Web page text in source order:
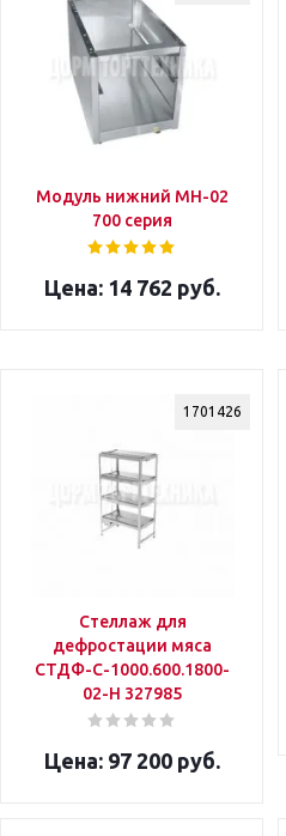
Модуль нижний МН-02
700 серия
14 762 руб.
1701426
Стеллаж для
дефростации мяса
СТДФ-С-1000.600.1800-
02-Н 327985
97 200 руб.